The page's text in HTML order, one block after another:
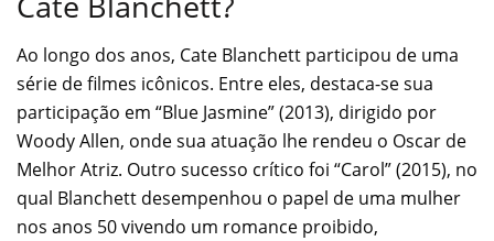
Ao longo dos anos, Cate Blanchett participou de uma
série de filmes icônicos. Entre eles, destaca-se sua
participação em “Blue Jasmine” (2013), dirigido por
Woody Allen, onde sua atuação lhe rendeu o Oscar de
Melhor Atriz. Outro sucesso crítico foi “Carol” (2015), no
qual Blanchett desempenhou o papel de uma mulher
nos anos 50 vivendo um romance proibido,